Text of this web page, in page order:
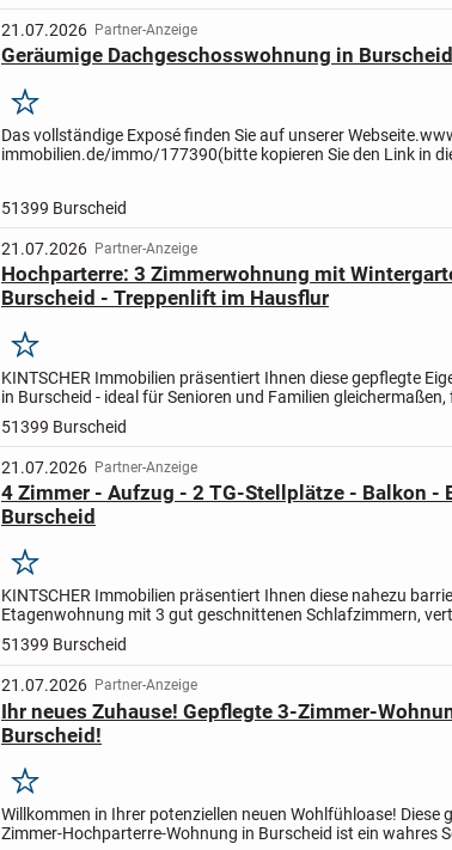
21.07.2026 Partner-Anzeige
Geräumige Dachgeschosswohnung in
Merken
Das vollständige Exposé finden Sie auf unserer Webseite.
immobilien.de/immo/177390(bitte kopieren Sie den Link in
51399 Burscheid
21.07.2026 Partner-Anzeige
Hochparterre: 3 Zimmerwohnung mit
Burscheid - Treppenlift im Hausflur
Merken
KINTSCHER Immobilien präsentiert Ihnen diese gepflegte
in Burscheid - ideal für Senioren und Familien gleichermaßen,
Ihre Familie oder als Kapitalanlage.
51399 Burscheid
21.07.2026 Partner-Anzeige
4 Zimmer - Aufzug - 2 TG-Stellplätze - Balkon -
Burscheid
Merken
KINTSCHER Immobilien präsentiert Ihnen diese nahezu
Etagenwohnung mit 3 gut geschnittenen Schlafzimmern,
insgesamt ca. 96 m² Wohnfläche.
51399 Burscheid
21.07.2026 Partner-Anzeige
Ihr neues Zuhause! Gepflegte 3-Zimmer-
Burscheid!
Merken
Willkommen in Ihrer potenziellen neuen Wohlfühloase! Diese
Zimmer-Hochparterre-Wohnung in Burscheid ist ein wahres